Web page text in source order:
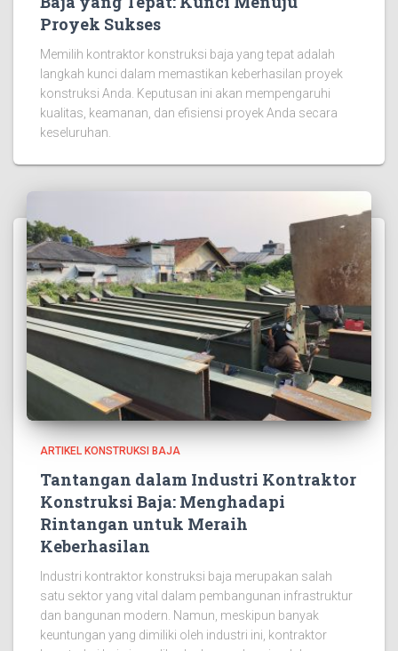
Proyek Sukses
Memilih kontraktor konstruksi baja yang tepat adalah
langkah kunci dalam memastikan keberhasilan proyek
konstruksi Anda. Keputusan ini akan mempengaruhi
kualitas, keamanan, dan efisiensi proyek Anda secara
keseluruhan.
ARTIKEL KONSTRUKSI BAJA
Tantangan dalam Industri Kontraktor
Konstruksi Baja: Menghadapi
Rintangan untuk Meraih
Keberhasilan
Industri kontraktor konstruksi baja merupakan salah
satu sektor yang vital dalam pembangunan infrastruktur
dan bangunan modern. Namun, meskipun banyak
keuntungan yang dimiliki oleh industri ini, kontraktor